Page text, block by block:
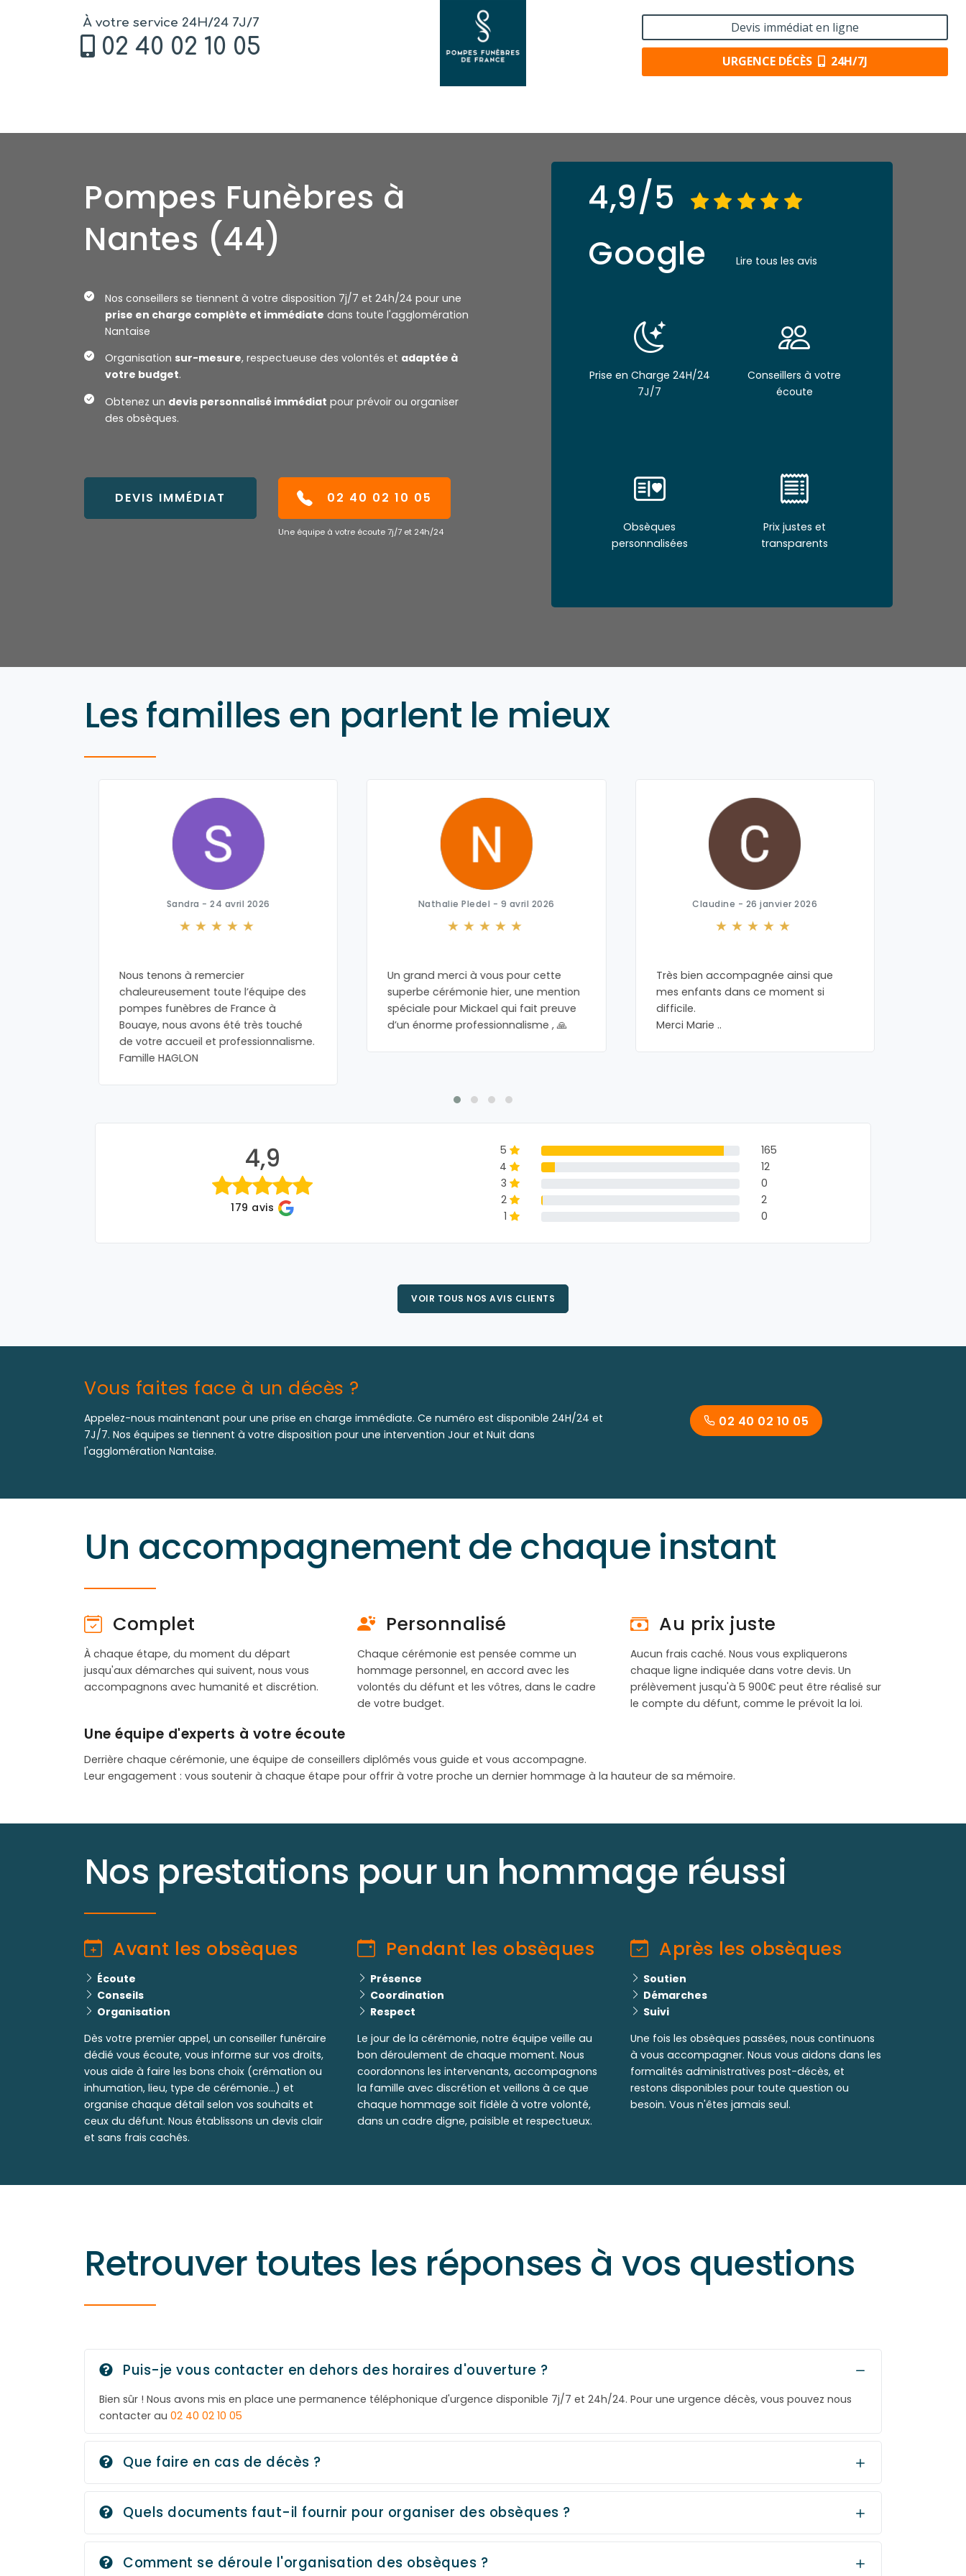
À votre service 24H/24 7J/7
02 40 02 10 05
Devis immédiat en ligne
URGENCE DÉCÈS 24H/7J
Pompes Funèbres à
Nantes (44)
Nos conseillers se tiennent à votre disposition 7j/7 et 24h/24 pour une
prise en charge complète et immédiate dans toute l'agglomération
Nantaise
Organisation sur-mesure, respectueuse des volontés et adaptée à
votre budget.
Obtenez un devis personnalisé immédiat pour prévoir ou organiser
des obsèques.
02 40 02 10 05
Une équipe à votre écoute 7j/7 et 24h/24
DEVIS IMMÉDIAT
4,9/5
Google
Lire tous les avis
Prise en Charge 24H/24
7J/7
Conseillers à votre
écoute
Obsèques
personnalisées
Prix justes et
transparents
Les familles en parlent le mieux
Sandra - 24 avril 2026
Nous tenons à remercier
chaleureusement toute l’équipe des
pompes funèbres de France à
Bouaye, nous avons été très touché
de votre accueil et professionnalisme.
Famille HAGLON
Nathalie Pledel - 9 avril 2026
Un grand merci à vous pour cette
superbe cérémonie hier, une mention
spéciale pour Mickael qui fait preuve
d’un énorme professionnalisme , 🙏
Claudine - 26 janvier 2026
Très bien accompagnée ainsi que
mes enfants dans ce moment si
difficile.
Merci Marie ..
4,9
179 avis
5
165
4
12
3
0
2
2
1
0
VOIR TOUS NOS AVIS CLIENTS
Vous faites face à un décès ?
Appelez-nous maintenant pour une prise en charge immédiate. Ce numéro est disponible 24H/24 et
7J/7. Nos équipes se tiennent à votre disposition pour une intervention Jour et Nuit dans
l'agglomération Nantaise.
02 40 02 10 05
Un accompagnement de chaque instant
Complet
À chaque étape, du moment du départ
jusqu'aux démarches qui suivent, nous vous
accompagnons avec humanité et discrétion.
Personnalisé
Chaque cérémonie est pensée comme un
hommage personnel, en accord avec les
volontés du défunt et les vôtres, dans le cadre
de votre budget.
Au prix juste
Aucun frais caché. Nous vous expliquerons
chaque ligne indiquée dans votre devis. Un
prélèvement jusqu'à 5 900€ peut être réalisé sur
le compte du défunt, comme le prévoit la loi.
Une équipe d'experts à votre écoute
Derrière chaque cérémonie, une équipe de conseillers diplômés vous guide et vous accompagne.
Leur engagement : vous soutenir à chaque étape pour offrir à votre proche un dernier hommage à la hauteur de sa mémoire.
Nos prestations pour un hommage réussi
Avant les obsèques
Écoute
Conseils
Organisation
Dès votre premier appel, un conseiller funéraire
dédié vous écoute, vous informe sur vos droits,
vous aide à faire les bons choix (crémation ou
inhumation, lieu, type de cérémonie...) et
organise chaque détail selon vos souhaits et
ceux du défunt. Nous établissons un devis clair
et sans frais cachés.
Pendant les obsèques
Présence
Coordination
Respect
Le jour de la cérémonie, notre équipe veille au
bon déroulement de chaque moment. Nous
coordonnons les intervenants, accompagnons
la famille avec discrétion et veillons à ce que
chaque hommage soit fidèle à votre volonté,
dans un cadre digne, paisible et respectueux.
Après les obsèques
Soutien
Démarches
Suivi
Une fois les obsèques passées, nous continuons
à vous accompagner. Nous vous aidons dans les
formalités administratives post-décès, et
restons disponibles pour toute question ou
besoin. Vous n'êtes jamais seul.
Retrouver toutes les réponses à vos questions
Puis-je vous contacter en dehors des horaires d'ouverture ?
Bien sûr ! Nous avons mis en place une permanence téléphonique d'urgence disponible 7j/7 et 24h/24. Pour une urgence décès, vous pouvez nous
contacter au 02 40 02 10 05
Que faire en cas de décès ?
Quels documents faut-il fournir pour organiser des obsèques ?
Comment se déroule l'organisation des obsèques ?